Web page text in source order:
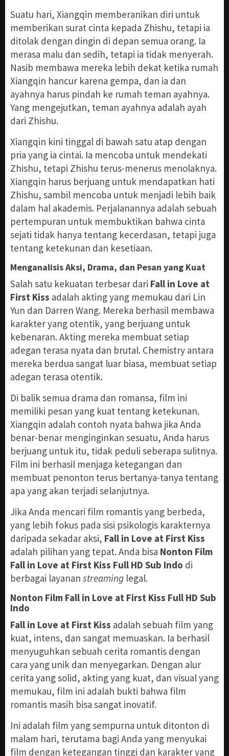
Suatu hari, Xiangqin memberanikan diri untuk
memberikan surat cinta kepada Zhishu, tetapi ia
ditolak dengan dingin di depan semua orang. Ia
merasa malu dan sedih, tetapi ia tidak menyerah.
Nasib membawa mereka lebih dekat ketika rumah
Xiangqin hancur karena gempa, dan ia dan
ayahnya harus pindah ke rumah teman ayahnya.
Yang mengejutkan, teman ayahnya adalah ayah
dari Zhishu.
Xiangqin kini tinggal di bawah satu atap dengan
pria yang ia cintai. Ia mencoba untuk mendekati
Zhishu, tetapi Zhishu terus-menerus menolaknya.
Xiangqin harus berjuang untuk mendapatkan hati
Zhishu, sambil mencoba untuk menjadi lebih baik
dalam hal akademis. Perjalanannya adalah sebuah
pertempuran untuk membuktikan bahwa cinta
sejati tidak hanya tentang kecerdasan, tetapi juga
tentang ketekunan dan kesetiaan.
Menganalisis Aksi, Drama, dan Pesan yang Kuat
Salah satu kekuatan terbesar dari Fall in Love at
First Kiss adalah akting yang memukau dari Lin
Yun dan Darren Wang. Mereka berhasil membawa
karakter yang otentik, yang berjuang untuk
kebenaran. Akting mereka membuat setiap
adegan terasa nyata dan brutal. Chemistry antara
mereka berdua sangat luar biasa, membuat setiap
adegan terasa otentik.
Di balik semua drama dan romansa, film ini
memiliki pesan yang kuat tentang ketekunan.
Xiangqin adalah contoh nyata bahwa jika Anda
benar-benar menginginkan sesuatu, Anda harus
berjuang untuk itu, tidak peduli seberapa sulitnya.
Film ini berhasil menjaga ketegangan dan
membuat penonton terus bertanya-tanya tentang
apa yang akan terjadi selanjutnya.
Jika Anda mencari film romantis yang berbeda,
yang lebih fokus pada sisi psikologis karakternya
daripada sekadar aksi, Fall in Love at First Kiss
adalah pilihan yang tepat. Anda bisa Nonton Film
Fall in Love at First Kiss Full HD Sub Indo di
berbagai layanan streaming legal.
Nonton Film Fall in Love at First Kiss Full HD Sub
Indo
Fall in Love at First Kiss adalah sebuah film yang
kuat, intens, dan sangat memuaskan. Ia berhasil
menyuguhkan sebuah cerita romantis dengan
cara yang unik dan menyegarkan. Dengan alur
cerita yang solid, akting yang kuat, dan visual yang
memukau, film ini adalah bukti bahwa film
romantis masih bisa sangat inovatif.
Ini adalah film yang sempurna untuk ditonton di
malam hari, terutama bagi Anda yang menyukai
film dengan ketegangan tinggi dan karakter yang